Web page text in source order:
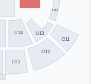
O13
O12
O11
U14 U13
U12